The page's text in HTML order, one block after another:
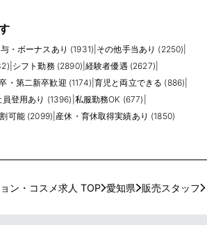
・ボーナスあり (1931) その他手当あり (2250)
シフト勤務 (2890) 経験者優遇 (2627)
・第二新卒歓迎 (1174) 育児と両立できる (886)
員登用あり (1396) 私服勤務OK (677)
可能 (2099) 産休・育休取得実績あり (1850)
ン・コスメ求人 TOP 愛知県 販売スタッフ